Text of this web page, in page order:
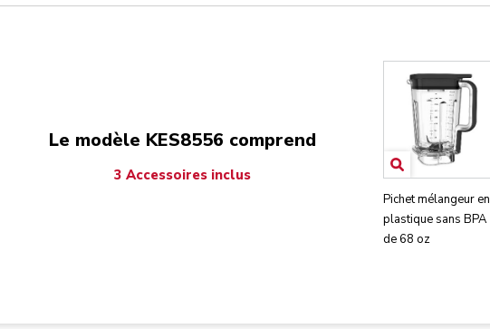
Le modèle KES8556 comprend
3 Accessoires inclus
Pichet mélangeur en
plastique sans BPA
de 68 oz